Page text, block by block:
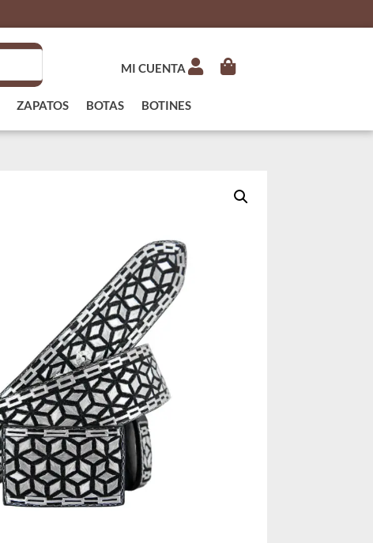
MI CUENTA
ZAPATOS BOTAS BOTINES